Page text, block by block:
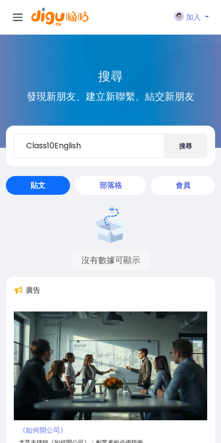
加入
搜尋
發現新朋友、建立新聯繫、結交新朋友
搜尋
貼文 部落格 會員
沒有數據可顯示
廣告
《如何開公司》